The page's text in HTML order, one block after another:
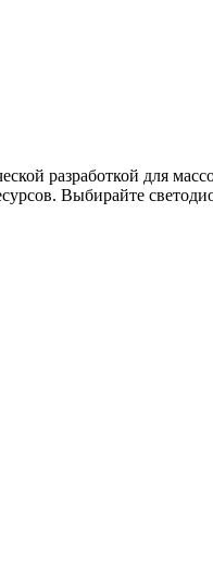
разработкой для
Выбирайте